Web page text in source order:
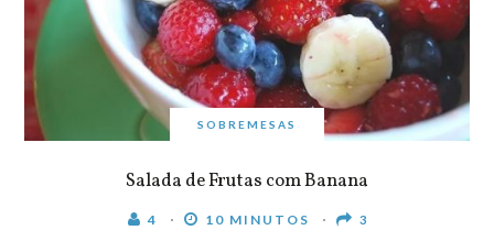
SOBREMESAS
Salada de Frutas com Banana
4 10 MINUTOS 3